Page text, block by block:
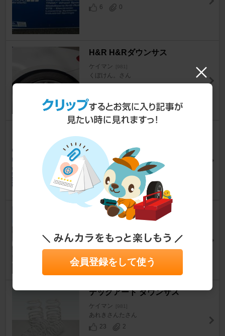
6 0
H&R H&Rダウンサス
ケイマン
くぼけん。さん
ケイマン
pon_981さん
0
Eibach Pro-Kit
セリレディマンさん
テックアート ダウンサス
ケイマン
あれきさんたさん
23
2
会員登録をして使う